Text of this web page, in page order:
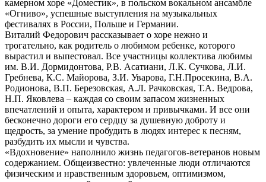
камерном хоре «Доместик», в польском вокальном ансамбле
«Огниво», успешные выступления на музыкальных
фестивалях в России, Польше и Германии.
Виталий Федорович рассказывает о хоре нежно и
трогательно, как родитель о любимом ребенке, которого
вырастил и выпестовал. Все участницы коллектива любимы
им. В.И. Дормидонтова, Р.В. Асатиани, Л.К. Сучкова, Л.И.
Гребнева, К.С. Майорова, З.И. Уварова, Г.Н.Просекина, В.А.
Родионова, В.П. Березовская, А.Л. Рачковская, Т.А. Ведрова,
Н.П. Яковлева – каждая со своим запасом жизненных
впечатлений и опыта, характером и привычками. И все они
бесконечно дороги его сердцу за душевную доброту и
щедрость, за умение пробудить в людях интерес к песням,
разбудить их мысли и чувства.
«Вдохновение» наполнило жизнь педагогов-ветеранов новым
содержанием. Общеизвестно: увлеченные люди отличаются
физическим и нравственным здоровьем, оптимизмом,